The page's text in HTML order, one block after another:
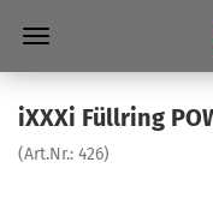
iXXXi Füll­ring
(Art.Nr.: 426)